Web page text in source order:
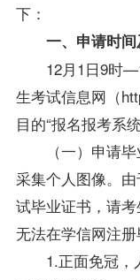
下：
一、申请时
12月1日9时
生考试信息网（
目的“报名报考系
（一）申请
采集个人图像。
试毕业证书，请
无法在学信网注
1.正面免冠